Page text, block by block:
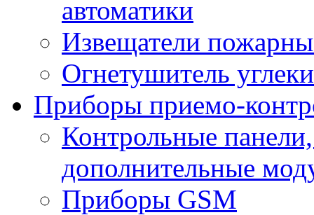
автоматики
Извещатели
Огнетушитель
Приборы приемо-
Контрольные
дополнительные
Приборы GSM